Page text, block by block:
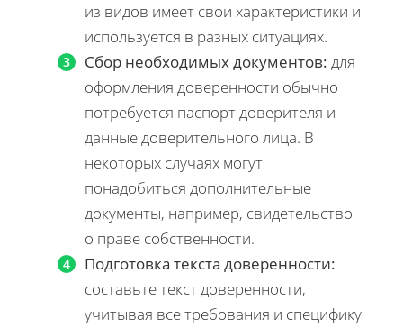
из видов имеет свои характеристики и
используется в разных ситуациях.
Сбор необходимых документов: для
оформления доверенности обычно
потребуется паспорт доверителя и
данные доверительного лица. В
некоторых случаях могут
понадобиться дополнительные
документы, например, свидетельство
о праве собственности.
Подготовка текста доверенности:
составьте текст доверенности,
учитывая все требования и специфику